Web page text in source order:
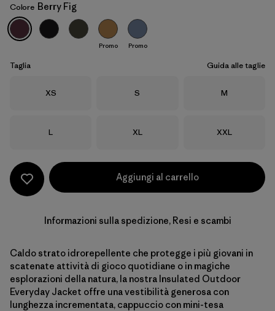
Berry Fig
Colore Berry Fig
Promo Promo
Taglia Guida alle taglie
Taglia
XS Taglia
S Taglia
M
Taglia
L Taglia
XL Taglia
XXL
Aggiungi al carrello
Informazioni sulla spedizione, Resi e scambi
Caldo strato idrorepellente che protegge i più giovani in
scatenate attività di gioco quotidiane o in magiche
esplorazioni della natura, la nostra Insulated Outdoor
Everyday Jacket offre una vestibilità generosa con
lunghezza incrementata, cappuccio con mini-tesa